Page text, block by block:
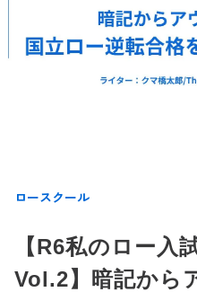
ロースクール
【R6私のロー入
Vol.2】暗記から